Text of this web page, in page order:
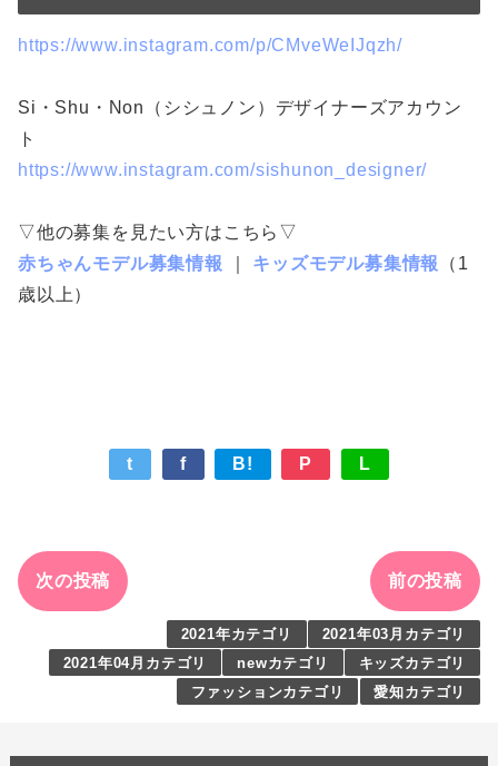
https://www.instagram.com/p/CMveWeIJqzh/
Si・Shu・Non（シシュノン）デザイナーズアカウン
ト
https://www.instagram.com/sishunon_designer/
▽他の募集を見たい方はこちら▽
赤ちゃんモデル募集情報
キッズモデル募集情報
（1
歳以上）
t f B! P L
次の投稿 前の投稿
2021年カテゴリ
2021年03月カテゴリ
2021年04月カテゴリ
newカテゴリ
キッズカテゴリ
ファッションカテゴリ
愛知カテゴリ